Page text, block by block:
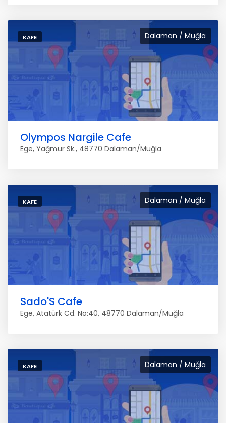
Dalaman / Muğla
KAFE
Olympos Nargile Cafe
Ege, Yağmur Sk., 48770 Dalaman/Muğla
Dalaman / Muğla
KAFE
Sado'S Cafe
Ege, Atatürk Cd. No:40, 48770 Dalaman/Muğla
Dalaman / Muğla
KAFE